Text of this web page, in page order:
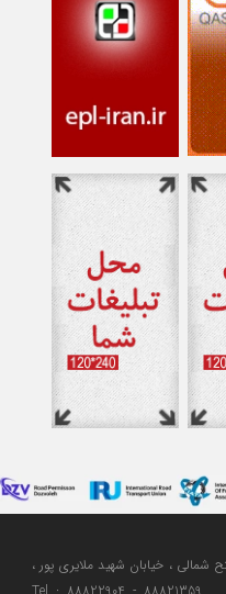
شمالی ، خیابان شهید ملایری پور ،